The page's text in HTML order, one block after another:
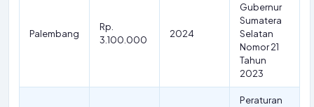
Palembang
Rp.
3.100.000
2024
Gubernur
Sumatera
Selatan
Nomor 21
Tahun
2023
Peraturan